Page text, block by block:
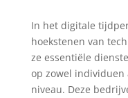
In het digitale
hoekstenen van
ze essentiële
op zowel individuen
niveau. Deze